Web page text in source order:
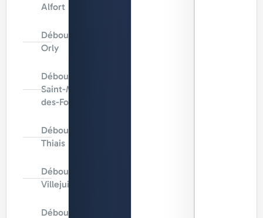
Alfort
Débouchage
Orly
Débouchage
Saint-Maur-
des-Fossés
Débouchage
Thiais
Débouchage
Villejuif
Débouchage